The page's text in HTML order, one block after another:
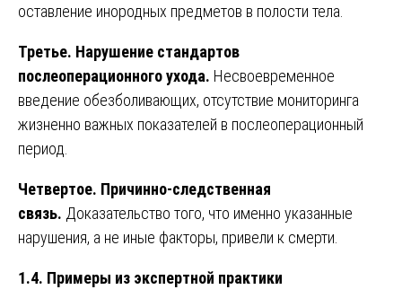
оставление инородных предметов в полости тела.
Третье. Нарушение стандартов
послеоперационного ухода. Несвоевременное
введение обезболивающих, отсутствие мониторинга
жизненно важных показателей в послеоперационный
период.
Четвертое. Причинно-следственная
связь. Доказательство того, что именно указанные
нарушения, а не иные факторы, привели к смерти.
1.4. Примеры из экспертной практики